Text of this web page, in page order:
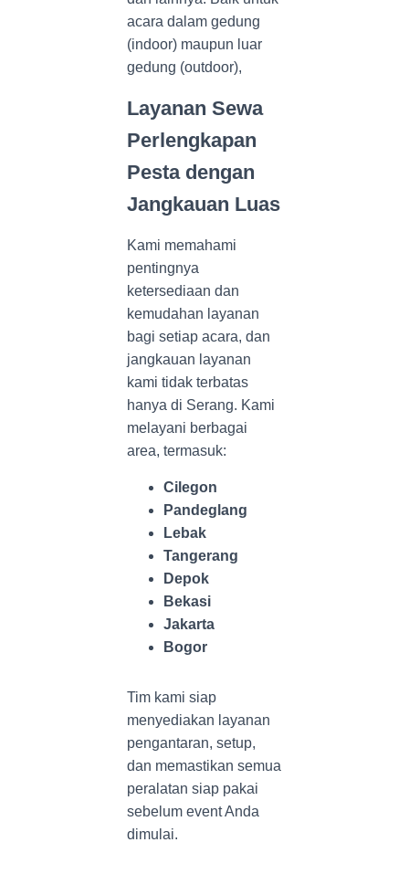
acara dalam gedung
(indoor) maupun luar
gedung (outdoor),
Layanan Sewa
Perlengkapan
Pesta dengan
Jangkauan Luas
Kami memahami
pentingnya
ketersediaan dan
kemudahan layanan
bagi setiap acara, dan
jangkauan layanan
kami tidak terbatas
hanya di Serang. Kami
melayani berbagai
area, termasuk:
Cilegon
Pandeglang
Lebak
Tangerang
Depok
Bekasi
Jakarta
Bogor
Tim kami siap
menyediakan layanan
pengantaran, setup,
dan memastikan semua
peralatan siap pakai
sebelum event Anda
dimulai.